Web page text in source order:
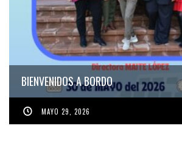
BIENVENIDOS A BORDO
MAYO 29, 2026